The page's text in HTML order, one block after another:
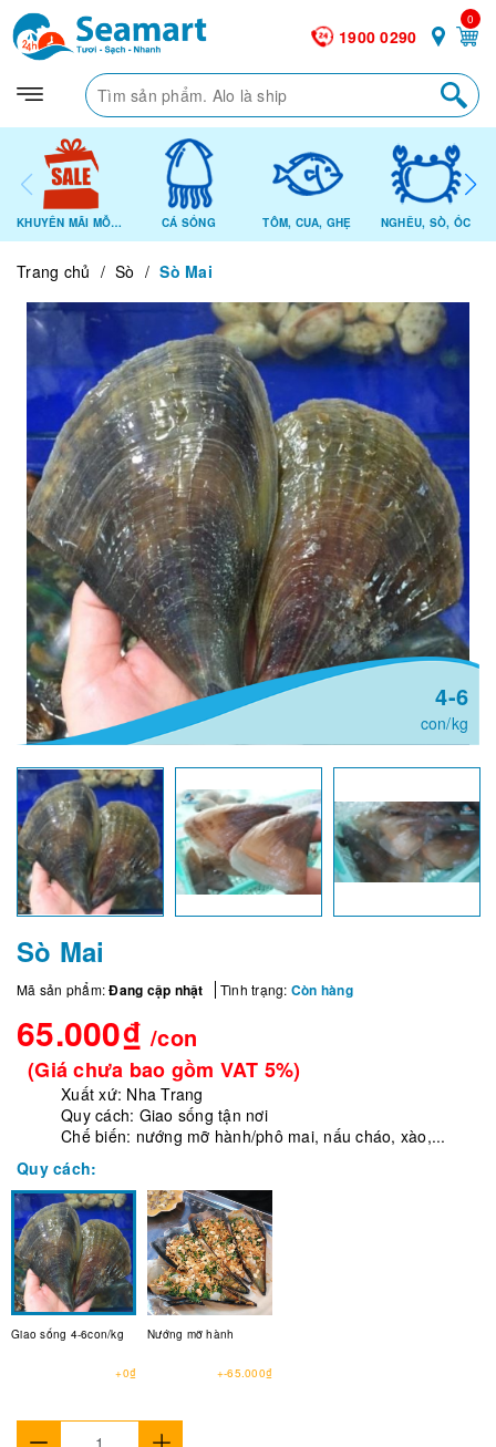
1900 0290
0
KHUYẾN MÃI MỖI NGÀY CÁ SỐNG TÔM, CUA, GHẸ NGHÊU, SÒ, ỐC
Trang chủ / Sò / Sò Mai
4-6
con/kg
Sò Mai
Mã sản phẩm:Đang cập nhật Tình trạng: Còn hàng
65.000₫ /con
(Giá chưa bao gồm VAT 5%)
Xuất xứ: Nha Trang
Quy cách: Giao sống tận nơi
Chế biến: nướng mỡ hành/phô mai, nấu cháo, xào,...
Quy cách:
Giao sống 4-6con/kg
+0₫
Nướng mỡ hành
+-65.000₫